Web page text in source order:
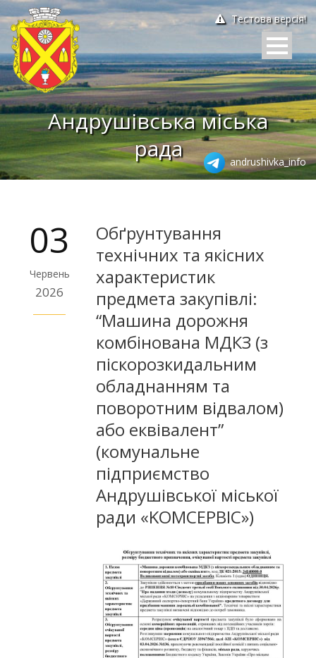
Тестова версія!
Андрушівська міська
рада
andrushivka_info
03
Червень
2026
Обґрунтування
технічних та якісних
характеристик
предмета закупівлі:
“Машина дорожня
комбінована МДКЗ (з
піскорозкидальним
обладнанням та
поворотним відвалом)
або еквівалент”
(комунальне
пiдприємство
Андрушiвської мiської
ради «KOMCEPBIC»)